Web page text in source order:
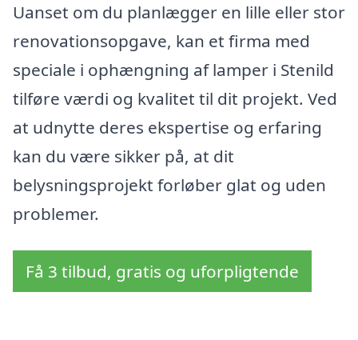
Uanset om du planlægger en lille eller stor
renovationsopgave, kan et firma med
speciale i ophængning af lamper i Stenild
tilføre værdi og kvalitet til dit projekt. Ved
at udnytte deres ekspertise og erfaring
kan du være sikker på, at dit
belysningsprojekt forløber glat og uden
problemer.
Få 3 tilbud, gratis og uforpligtende